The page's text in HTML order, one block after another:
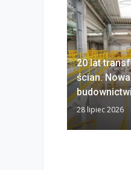
20 lat
ścian.
28 lipiec 2026